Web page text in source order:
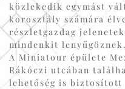
közlekedik egymást
korosztály számára
részletgazdag
mindenkit lenyűgöznek.
A Miniatour épülete
Rákóczi utcában
lehetőség is